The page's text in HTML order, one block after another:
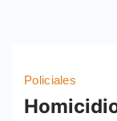
Policiales